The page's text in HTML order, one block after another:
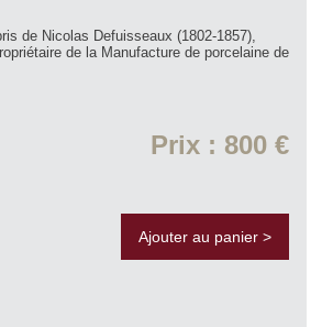
de Nicolas Defuisseaux (1802-1857),
de la Manufacture de porcelaine de
Prix : 800 €
Ajouter au panier >